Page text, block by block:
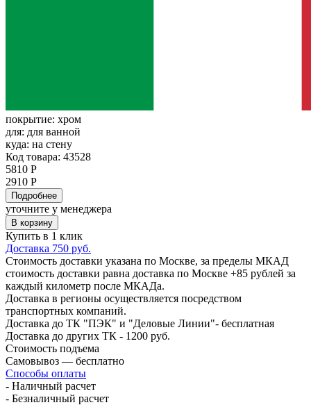
покрытие: хром
для: для ванной
куда: на стену
Код товара: 43528
5810 Р
2910 Р
Подробнее
уточните у менеджера
В корзину
Купить в 1 клик
Доставка 750 руб.
Стоимость доставки указана по Москве, за пределы МКАД
стоимость доставки равна доставка по Москве +85 рублей за
каждый километр после МКАДа.
Доставка в регионы осуществляется посредством
транспортных компаний.
Доставка до ТК "ПЭК" и "Деловые Линии"- бесплатная
Доставка до других ТК - 1200 руб.
Стоимость подъема
Самовывоз — бесплатно
Способы оплаты
- Наличный расчет
- Безналичный расчет